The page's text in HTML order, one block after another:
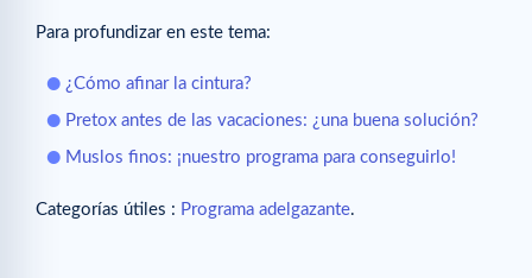
Para profundizar en este tema:
¿Cómo afinar la cintura?
Pretox antes de las vacaciones: ¿una buena solución?
Muslos finos: ¡nuestro programa para conseguirlo!
Categorías útiles : Programa adelgazante.